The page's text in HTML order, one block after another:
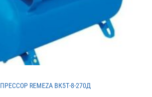
REMEZA ВК5Т-8-270Д